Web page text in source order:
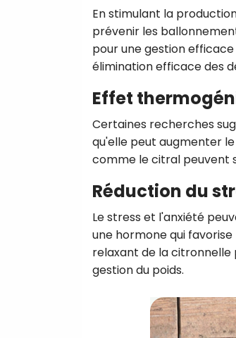
En stimulant la
prévenir les
pour une gestion
élimination efficace des
Effet
Certaines recherches
qu'elle peut augmenter
comme le citral peuvent
Réduction du
Le stress et l'anxiété
une hormone qui
relaxant de la citronnelle
gestion du poids.